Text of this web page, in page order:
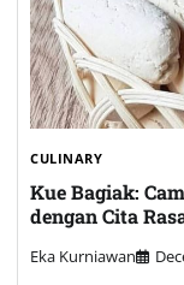
CULINARY
Kue Bagiak:
dengan Cita
Eka Kurniawan